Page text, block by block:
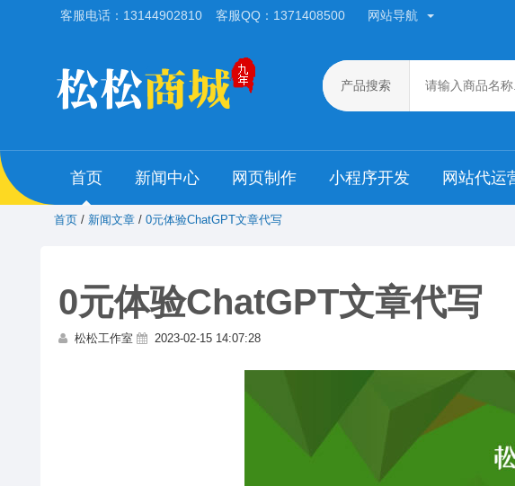
客服电话：13144902810 客服QQ：1371408500 网站导航
产品搜索
首页 新闻中心 网页制作 小程序开发 网站代运
首页 / 新闻文章 / 0元体验ChatGPT文章代写
0元体验ChatGPT文章代写
松松工作室 2023-02-15 14:07:28